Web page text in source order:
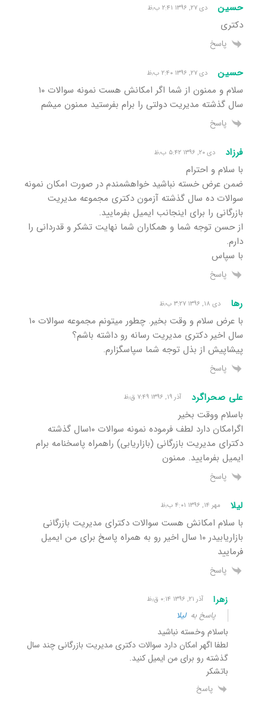
حسین دی ۲۷, ۱۳۹۶ ۲:۴۱ ب٫ظ
دکتری
پاسخ
حسین دی ۲۷, ۱۳۹۶ ۲:۴۰ ب٫ظ
سلام و ممنون از شما اگر امکانش هست نمونه سوالات ۱۰
سال گذشته مدیریت دولتی را برام بفرستید ممنون میشم
پاسخ
فرزاد دی ۲۰, ۱۳۹۶ ۵:۴۲ ب٫ظ
با سلام و احترام
ضمن عرض خسته نباشید خواهشمندم در صورت امکان نمونه
سوالات ده سال گذشته آزمون دکتری مجموعه مدیریت
بازرگانی را برای اینجانب ایمیل بفرمایید.
از حسن توجه شما و همکاران شما نهایت تشکر و قدردانی را
دارم.
با سپاس
پاسخ
رها دی ۱۸, ۱۳۹۶ ۳:۲۷ ب٫ظ
با عرض سلام و وقت بخیر. چطور میتونم مجموعه سوالات ۱۰
سال اخیر دکتری مدیریت رسانه رو داشته باشم؟
پیشاپیش از بذل توجه شما سپاسگزارم.
پاسخ
علی صحراگرد آذر ۱۹, ۱۳۹۶ ۷:۴۹ ق٫ظ
باسلام ووقت بخیر
اگرامکان دارد لطف فرموده نمونه سوالات ۱۰سال گذشته
دکترای مدیریت بازرگانی (بازاریابی) راهمراه پاسخنامه برام
ایمیل بفرمایید. ممنون
پاسخ
لیلا مهر ۱۴, ۱۳۹۶ ۴:۰۱ ب٫ظ
با سلام امکانش هست سوالات دکترای مدیریت بازرگانی
بازاریابیدر ۱۰ سال اخیر رو به همراه پاسخ برای من ایمیل
فرمایید
پاسخ
زهرا آذر ۲۱, ۱۳۹۶ ۰:۱۴ ق٫ظ
پاسخ بهلیلا
باسلام وخسته نباشید
لطفا اگهر امکان دارد سوالات دکتری مدیریت بازرگانی چند سال
گذشته رو برای من ایمیل کنید.
باتشکر
پاسخ